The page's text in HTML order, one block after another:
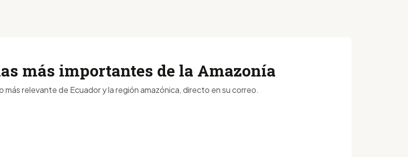
más importantes de la Amazonía
más relevante de Ecuador y la región amazónica, directo en su correo.